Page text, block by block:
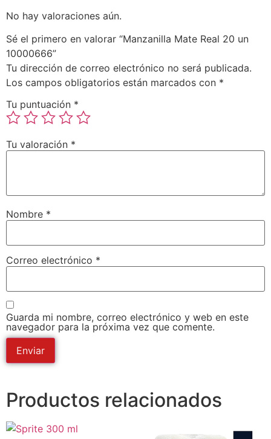
No hay valoraciones aún.
Sé el primero en valorar “Manzanilla Mate Real 20 un
10000666”
Tu dirección de correo electrónico no será publicada.
Los campos obligatorios están marcados con *
Tu puntuación *
Tu valoración *
Nombre *
Correo electrónico *
Guarda mi nombre, correo electrónico y web en este
navegador para la próxima vez que comente.
Productos relacionados